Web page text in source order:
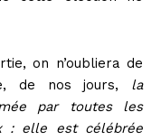
on n’oubliera de
de nos jours, la
par toutes les
: elle est célébrée